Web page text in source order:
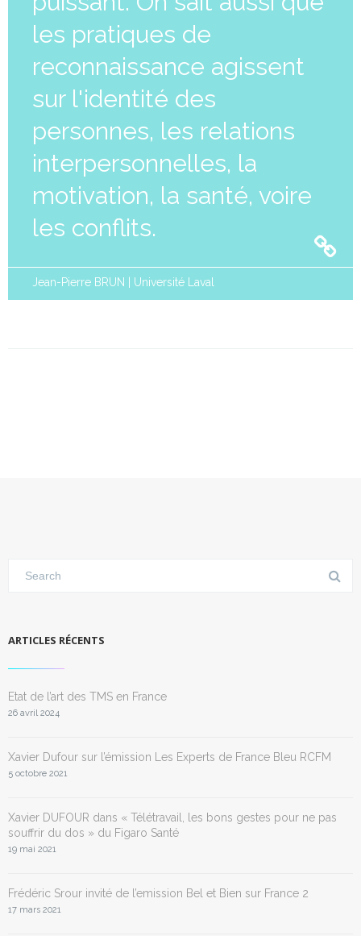
les pratiques de
reconnaissance agissent
sur l'identité des
personnes, les relations
interpersonnelles, la
motivation, la santé, voire
les conflits.
Jean-Pierre BRUN | Université Laval
ARTICLES RÉCENTS
Etat de l’art des TMS en France
26 avril 2024
Xavier Dufour sur l’émission Les Experts de France Bleu RCFM
5 octobre 2021
Xavier DUFOUR dans « Télétravail, les bons gestes pour ne pas
souffrir du dos » du Figaro Santé
19 mai 2021
Frédéric Srour invité de l’emission Bel et Bien sur France 2
17 mars 2021